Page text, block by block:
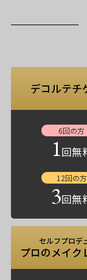
デコルテチ
6回の方
1回無
12回の方
3回無
セルフプロデ
プロのメイク